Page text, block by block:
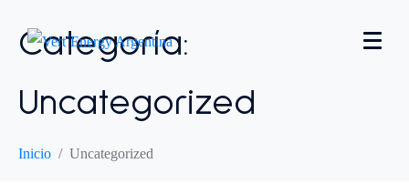
Categoría:
Uncategorized
Inicio Uncategorized